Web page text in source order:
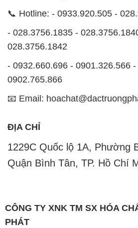
📞 Hotline: - 0933.920.505 -
- 028.3756.1835 -
028.3756.1842
- 0932.660.696 - 0901.326.566
0902.765.866
📧 Email:
ĐỊA CHỈ
1229C Quốc lộ 1A, Phường
Quận Bình Tân, TP. Hồ Chí
CÔNG TY XNK TM SX HÓA
PHÁT